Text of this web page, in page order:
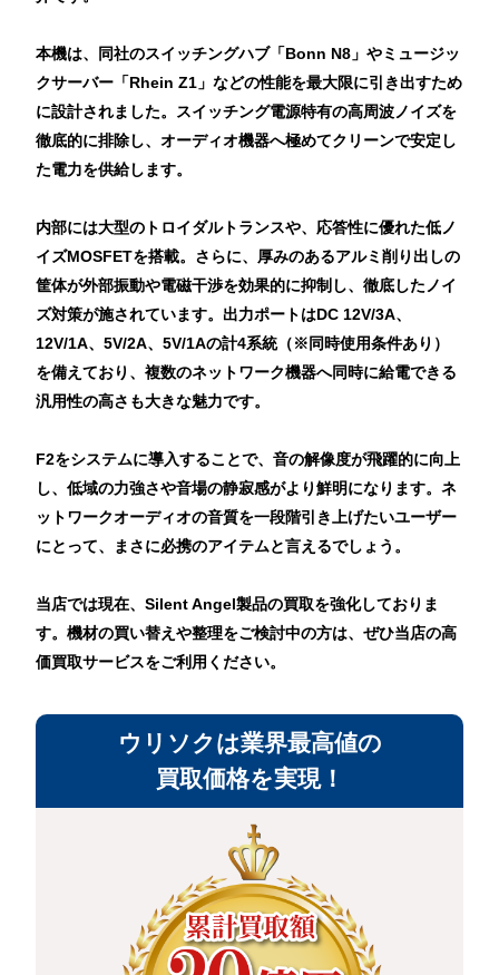
本機は、同社のスイッチングハブ「Bonn N8」やミュージッ
クサーバー「Rhein Z1」などの性能を最大限に引き出すため
に設計されました。スイッチング電源特有の高周波ノイズを
徹底的に排除し、オーディオ機器へ極めてクリーンで安定し
た電力を供給します。
内部には大型のトロイダルトランスや、応答性に優れた低ノ
イズMOSFETを搭載。さらに、厚みのあるアルミ削り出しの
筐体が外部振動や電磁干渉を効果的に抑制し、徹底したノイ
ズ対策が施されています。出力ポートはDC 12V/3A、
12V/1A、5V/2A、5V/1Aの計4系統（※同時使用条件あり）
を備えており、複数のネットワーク機器へ同時に給電できる
汎用性の高さも大きな魅力です。
F2をシステムに導入することで、音の解像度が飛躍的に向上
し、低域の力強さや音場の静寂感がより鮮明になります。ネ
ットワークオーディオの音質を一段階引き上げたいユーザー
にとって、まさに必携のアイテムと言えるでしょう。
当店では現在、Silent Angel製品の買取を強化しておりま
す。機材の買い替えや整理をご検討中の方は、ぜひ当店の高
価買取サービスをご利用ください。
ウリソクは業界最高値の
買取価格を実現！